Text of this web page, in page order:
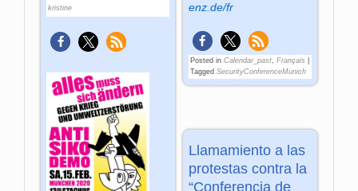
enz.de/fr
Posted in Calendar_past, Français
Tagged SecurityConferenceMunich
kristine
Llamamiento a las
protestas contra la
“Conferencia de